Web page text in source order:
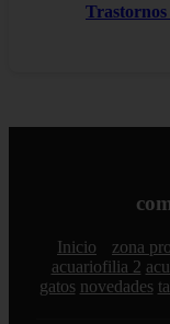
Trastornos
Inicio zona pro
acuariofilia 2
gatos novedades